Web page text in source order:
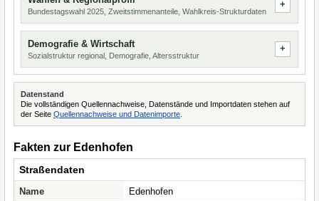
Bundestagswahl 2025, Zweitstimmenanteile, Wahlkreis-Strukturdaten
Demografie & Wirtschaft
Sozialstruktur regional, Demografie, Altersstruktur
Datenstand
Die vollständigen Quellennachweise, Datenstände und Importdaten stehen auf
der Seite Quellennachweise und Datenimporte
Fakten zur Edenhofen
Straßendaten
Name
Edenhofen